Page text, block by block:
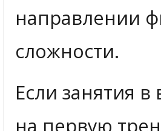
направлении
сложности.
Если занятия
на первую